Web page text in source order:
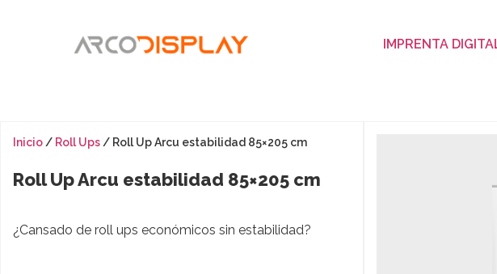
IMPRENTA
Inicio / Roll Ups / Roll Up Arcu estabilidad 85×205 cm
Roll Up Arcu estabilidad 85×205 cm
¿Cansado de roll ups económicos sin estabilidad?